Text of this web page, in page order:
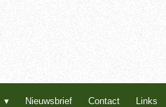
Nieuwsbrief Contact Links